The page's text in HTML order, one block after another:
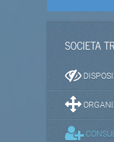
SOCIETA